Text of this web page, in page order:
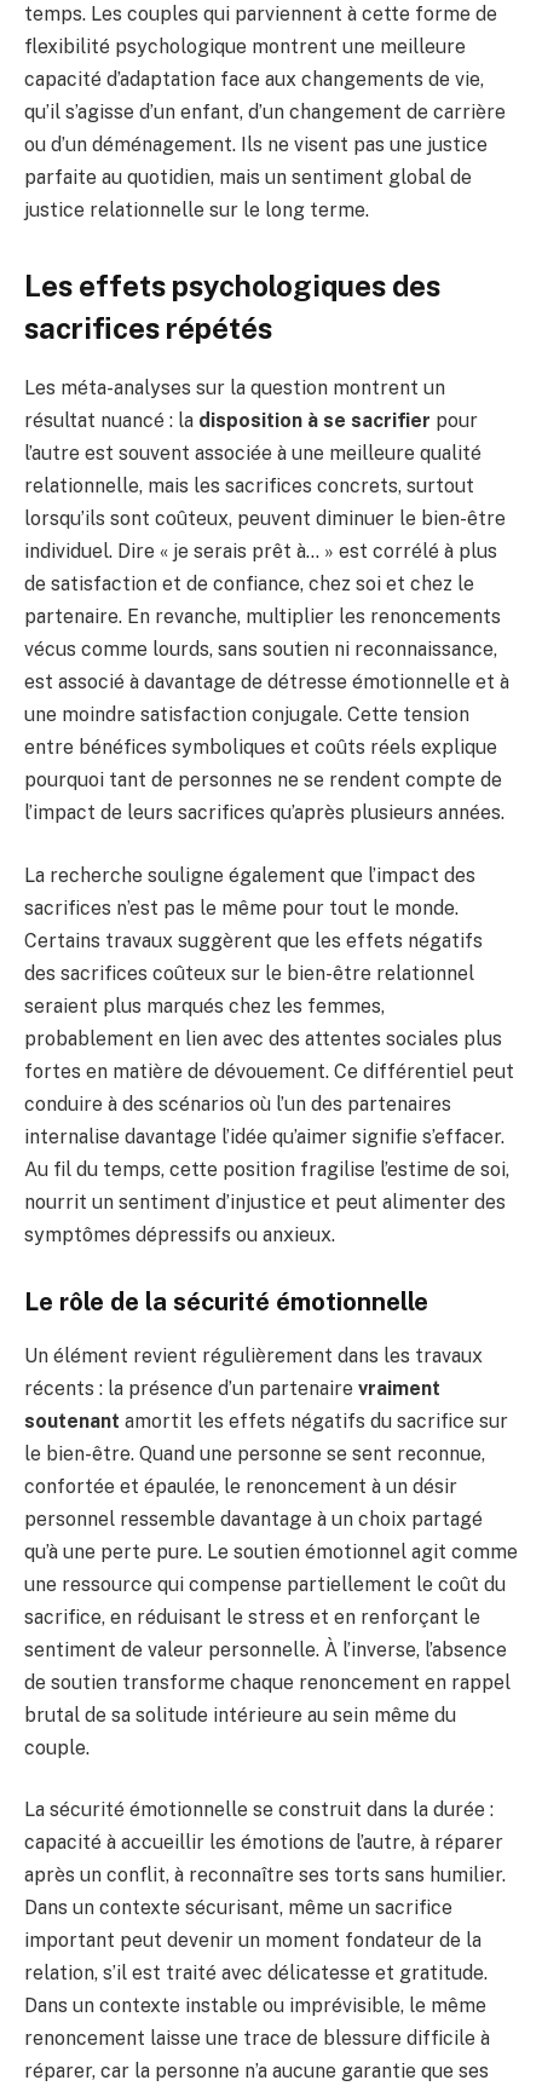
temps. Les couples qui parviennent à cette forme de
flexibilité psychologique montrent une meilleure
capacité d’adaptation face aux changements de vie,
qu’il s’agisse d’un enfant, d’un changement de carrière
ou d’un déménagement. Ils ne visent pas une justice
parfaite au quotidien, mais un sentiment global de
justice relationnelle sur le long terme.
Les effets psychologiques des
sacrifices répétés
Les méta-analyses sur la question montrent un
résultat nuancé : la disposition à se sacrifier pour
l’autre est souvent associée à une meilleure qualité
relationnelle, mais les sacrifices concrets, surtout
lorsqu’ils sont coûteux, peuvent diminuer le bien-être
individuel. Dire « je serais prêt à… » est corrélé à plus
de satisfaction et de confiance, chez soi et chez le
partenaire. En revanche, multiplier les renoncements
vécus comme lourds, sans soutien ni reconnaissance,
est associé à davantage de détresse émotionnelle et à
une moindre satisfaction conjugale. Cette tension
entre bénéfices symboliques et coûts réels explique
pourquoi tant de personnes ne se rendent compte de
l’impact de leurs sacrifices qu’après plusieurs années.
La recherche souligne également que l’impact des
sacrifices n’est pas le même pour tout le monde.
Certains travaux suggèrent que les effets négatifs
des sacrifices coûteux sur le bien-être relationnel
seraient plus marqués chez les femmes,
probablement en lien avec des attentes sociales plus
fortes en matière de dévouement. Ce différentiel peut
conduire à des scénarios où l’un des partenaires
internalise davantage l’idée qu’aimer signifie s’effacer.
Au fil du temps, cette position fragilise l’estime de soi,
nourrit un sentiment d’injustice et peut alimenter des
symptômes dépressifs ou anxieux.
Le rôle de la sécurité émotionnelle
Un élément revient régulièrement dans les travaux
récents : la présence d’un partenaire vraiment
soutenant amortit les effets négatifs du sacrifice sur
le bien-être. Quand une personne se sent reconnue,
confortée et épaulée, le renoncement à un désir
personnel ressemble davantage à un choix partagé
qu’à une perte pure. Le soutien émotionnel agit comme
une ressource qui compense partiellement le coût du
sacrifice, en réduisant le stress et en renforçant le
sentiment de valeur personnelle. À l’inverse, l’absence
de soutien transforme chaque renoncement en rappel
brutal de sa solitude intérieure au sein même du
couple.
La sécurité émotionnelle se construit dans la durée :
capacité à accueillir les émotions de l’autre, à réparer
après un conflit, à reconnaître ses torts sans humilier.
Dans un contexte sécurisant, même un sacrifice
important peut devenir un moment fondateur de la
relation, s’il est traité avec délicatesse et gratitude.
Dans un contexte instable ou imprévisible, le même
renoncement laisse une trace de blessure difficile à
réparer, car la personne n’a aucune garantie que ses